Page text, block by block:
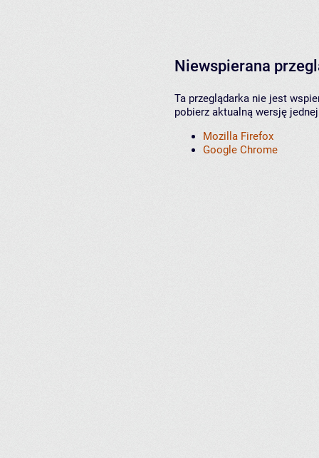
Niewspierana
Ta przeglądarka nie jest
pobierz aktualną wersję
Mozilla Firefox
Google Chrome